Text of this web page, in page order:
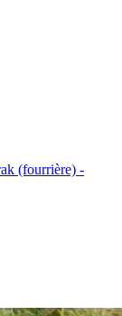
(fourrière) -